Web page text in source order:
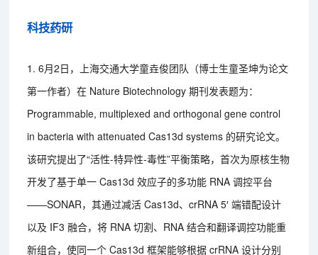
科技药研
1. 6月2日，上海交通大学童垚俊团队（博士生童圣坤为论文
第一作者）在 Nature Biotechnology 期刊发表题为：
Programmable, multiplexed and orthogonal gene control
in bacteria with attenuated Cas13d systems 的研究论文。
该研究提出了“活性-特异性-毒性”平衡策略，首次为原核生物
开发了基于单一 Cas13d 效应子的多功能 RNA 调控平台
——SONAR，其通过减活 Cas13d、crRNA 5′ 端错配设计
以及 IF3 融合，将 RNA 切割、RNA 结合和翻译调控功能重
新组合，使同一个 Cas13d 框架能够根据 crRNA 设计分别